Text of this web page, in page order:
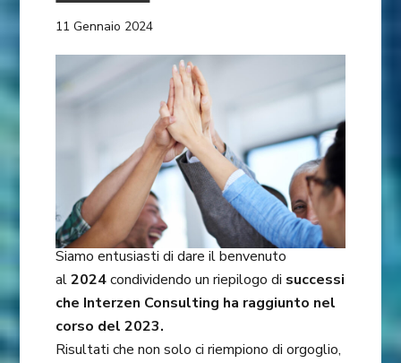
11 Gennaio 2024
Siamo entusiasti di dare il benvenuto
al2024condividendo un riepilogo di successi
che Interzen Consulting ha raggiunto nel
corso del 2023.
Risultati che non solo ci riempiono di orgoglio,